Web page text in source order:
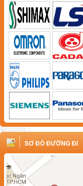
SƠ ĐỒ ĐƯỜNG ĐI